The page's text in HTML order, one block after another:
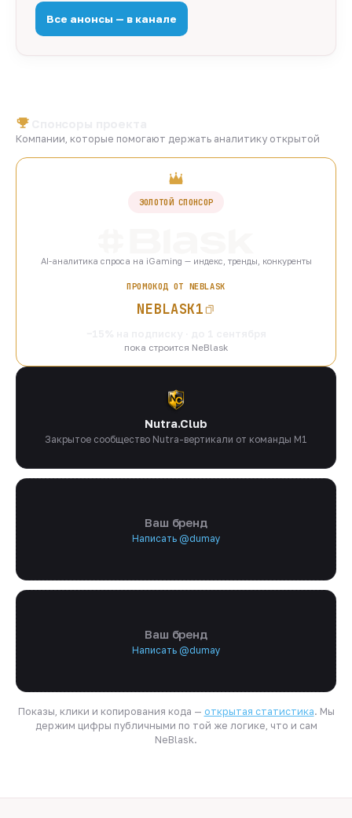
Все анонсы — в канале
Компании, которые помогают держать аналитику открытой
ЗОЛОТОЙ СПОНСОР
AI-аналитика спроса на iGaming — индекс, тренды, конкуренты
ПРОМОКОД ОТ NEBLASK
NEBLASK1
пока строится NeBlask
Nutra.Club
Закрытое сообщество Nutra-вертикали от команды M1
Ваш бренд
Написать @dumay
Ваш бренд
Написать @dumay
Показы, клики и копирования кода — открытая статистика. Мы
держим цифры публичными по той же логике, что и сам
NeBlask.